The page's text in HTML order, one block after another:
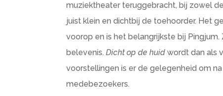
muziektheater teruggebracht, bij zowel
juist klein en dichtbij de toehoorder. Het
voorop en is het belangrijkste bij
belevenis.Dicht op de huid wordt dan als
voorstellingen is er de gelegenheid om
medebezoekers.